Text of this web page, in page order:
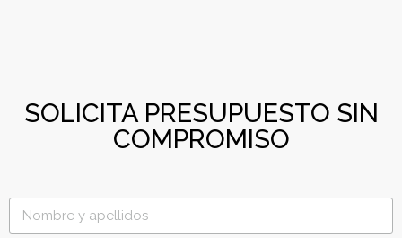
SOLICITA PRESUPUESTO SIN
COMPROMISO